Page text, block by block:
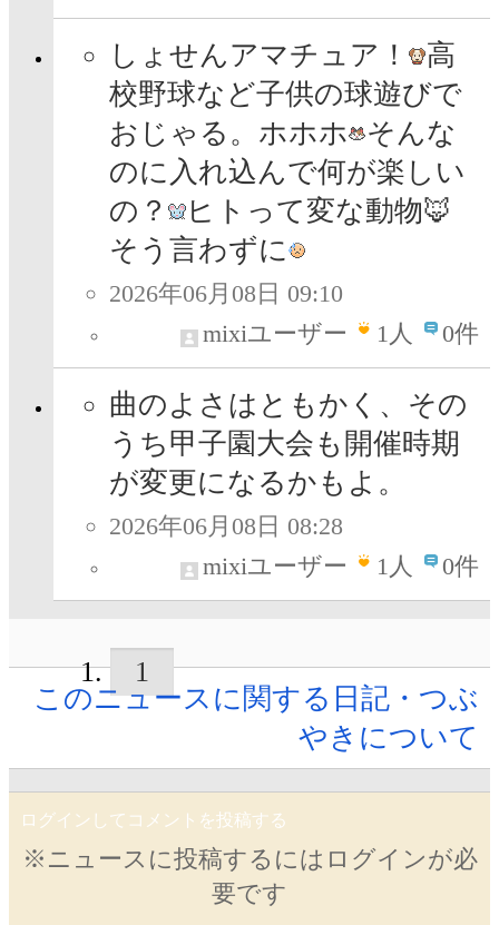
しょせんアマチュア！
高
校野球など子供の球遊びで
おじゃる。ホホホ
そんな
のに入れ込んで何が楽しい
の？
ヒトって変な動物🦊
そう言わずに
2026年06月08日 09:10
mixiユーザー
1人 0件
曲のよさはともかく、その
うち甲子園大会も開催時期
が変更になるかもよ。
2026年06月08日 08:28
mixiユーザー
1人 0件
1
このニュースに関する日記・つぶ
やきについて
ログインしてコメントを投稿する
※ニュースに投稿するにはログインが必
要です